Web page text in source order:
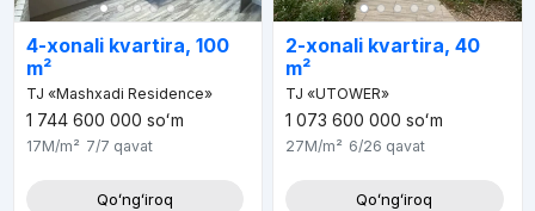
4-xonali kvartira, 100
m²
TJ «Mashxadi Residence»
1 744 600 000 soʻm
17M/m² 7/7 qavat
Qoʻngʻiroq
2-xonali kvartira, 40
m²
TJ «UTOWER»
1 073 600 000 soʻm
27M/m² 6/26 qavat
Qoʻngʻiroq